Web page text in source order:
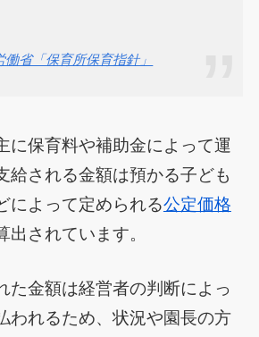
働省「保育所保育指針」
に保育料や補助金によって運
給される金額は預かる子ども
によって定められる公定価格
出されています。
た金額は経営者の判断によっ
われるため、状況や園長の方